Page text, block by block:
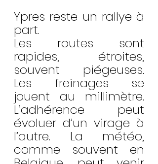
Ypres reste un rallye à
part.
Les routes sont
rapides, étroites,
souvent piégeuses.
Les freinages se
jouent au millimètre.
L’adhérence peut
évoluer d’un virage à
l’autre. La météo,
comme souvent en